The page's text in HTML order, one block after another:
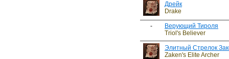
Дрейк
Drake
-
Верующий Тироля
Triol's Believer
Элитный Стрелок
Zaken's Elite Archer